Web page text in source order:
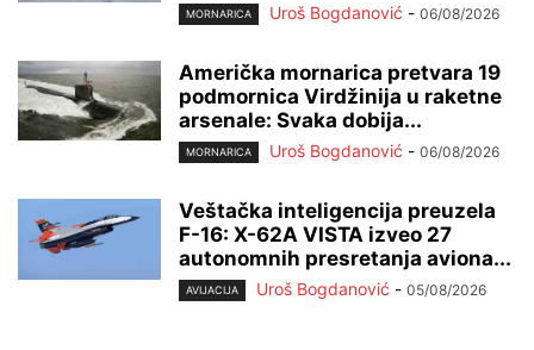
MORNARICA Uroš Bogdanović - 06/08/2026
Američka mornarica pretvara 19
podmornica Virdžinija u raketne
arsenale: Svaka dobija...
MORNARICA Uroš Bogdanović - 06/08/2026
Veštačka inteligencija preuzela
F-16: X-62A VISTA izveo 27
autonomnih presretanja aviona...
AVIJACIJA Uroš Bogdanović - 05/08/2026